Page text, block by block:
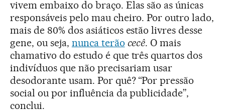
vivem embaixo do braço. Elas são as únicas
responsáveis pelo mau cheiro. Por outro lado,
mais de 80% dos asiáticos estão livres desse
gene, ou seja, nunca terão cecê. O mais
chamativo do estudo é que três quartos dos
indivíduos que não precisariam usar
desodorante usam. Por quê? “Por pressão
social ou por influência da publicidade”,
conclui.